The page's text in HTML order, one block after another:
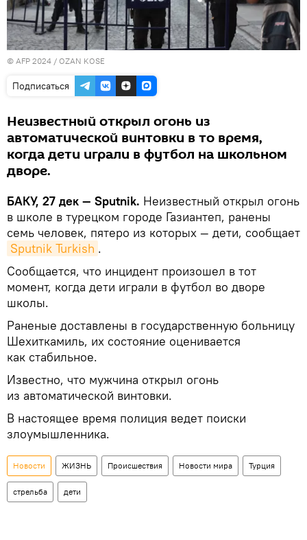
© AFP 2024 / OZAN KOSE
Подписаться
Неизвестный открыл огонь из
автоматической винтовки в то время,
когда дети играли в футбол на школьном
дворе.
БАКУ, 27 дек — Sputnik. Неизвестный открыл огонь
в школе в турецком городе Газиантеп, ранены
семь человек, пятеро из которых — дети, сообщает
Sputnik Turkish .
Сообщается, что инцидент произошел в тот
момент, когда дети играли в футбол во дворе
школы.
Раненые доставлены в государственную больницу
Шехиткамиль, их состояние оценивается
как стабильное.
Известно, что мужчина открыл огонь
из автоматической винтовки.
В настоящее время полиция ведет поиски
злоумышленника.
Новости ЖИЗНЬ Происшествия Новости мира Турция
стрельба дети